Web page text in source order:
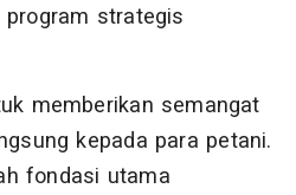
strategis
memberikan semangat
kepada para petani.
fondasi utama